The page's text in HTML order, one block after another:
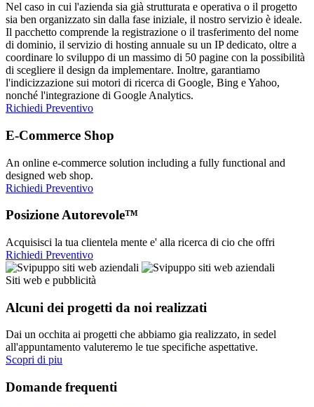
Nel caso in cui l'azienda sia già strutturata e operativa o il progetto
sia ben organizzato sin dalla fase iniziale, il nostro servizio è ideale.
Il pacchetto comprende la registrazione o il trasferimento del nome
di dominio, il servizio di hosting annuale su un IP dedicato, oltre a
coordinare lo sviluppo di un massimo di 50 pagine con la possibilità
di scegliere il design da implementare. Inoltre, garantiamo
l'indicizzazione sui motori di ricerca di Google, Bing e Yahoo,
nonché l'integrazione di Google Analytics.
Richiedi Preventivo
E-Commerce Shop
An online e-commerce solution including a fully functional and
designed web shop.
Richiedi Preventivo
Posizione Autorevole™
Acquisisci la tua clientela mente e' alla ricerca di cio che offri
Richiedi Preventivo
Siti web e pubblicità
Alcuni dei progetti da noi realizzati
Dai un occhita ai progetti che abbiamo gia realizzato, in sedel
all'appuntamento valuteremo le tue specifiche aspettative.
Scopri di piu
Domande frequenti